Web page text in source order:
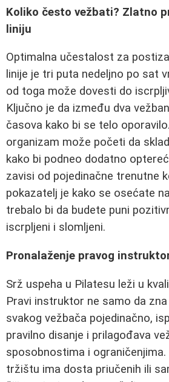
Koliko često vežbati? Zlatno
liniju
Optimalna učestalost za
linije je tri puta nedeljno po sat
od toga može dovesti do
Ključno je da između dva
časova kako bi se telo
organizam može početi da
kako bi podneo dodatno
zavisi od pojedinačne trenutne
pokazatelj je kako se osećate
trebalo bi da budete puni
iscrpljeni i slomljeni.
Pronalaženje pravog
Srž uspeha u Pilatesu leži u
Pravi instruktor ne samo da
svakog vežbača pojedinačno,
pravilno disanje i prilagođava
sposobnostima i
tržištu ima dosta priučenih ili